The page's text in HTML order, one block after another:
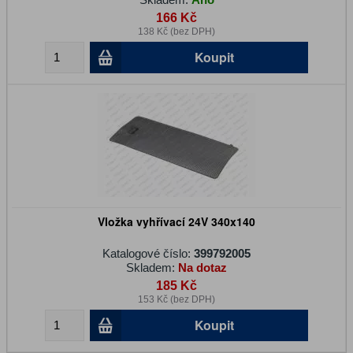
166 Kč
138 Kč (bez DPH)
Koupit
Vložka vyhřívací 24V 340x140
Katalogové číslo: 399792005
Skladem: Na dotaz
185 Kč
153 Kč (bez DPH)
Koupit